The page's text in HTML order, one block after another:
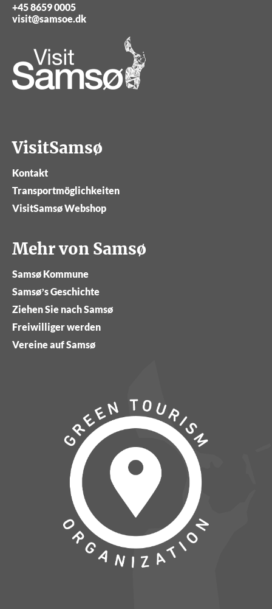
+45 8659 0005
visit@samsoe.dk
VisitSamsø
Kontakt
Transportmöglichkeiten
VisitSamsø Webshop
Mehr von Samsø
Samsø Kommune
Samsø’s Geschichte
Ziehen Sie nach Samsø
Freiwilliger werden
Vereine auf Samsø